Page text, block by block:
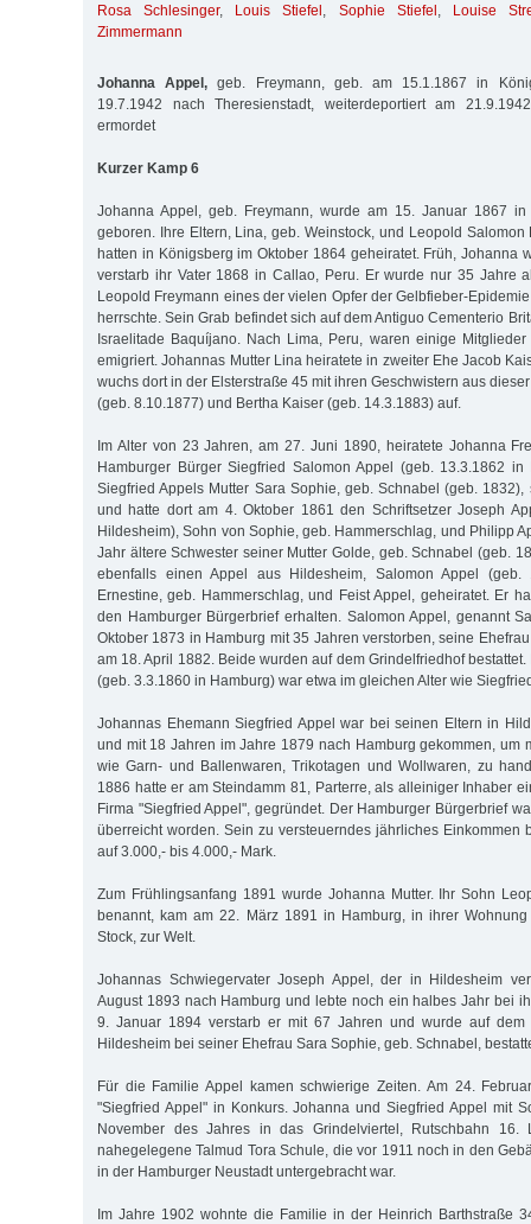
Rosa Schlesinger, Louis Stiefel , Sophie Stiefel ,
Louise
Zimmermann
Johanna Appel, geb. Freymann, geb. am 15.1.1867 in
19.7.1942 nach Theresienstadt, weiterdeportiert am
ermordet
Kurzer Kamp 6
Johanna Appel, geb. Freymann, wurde am 15. Januar 1867 in
geboren. Ihre Eltern, Lina, geb. Weinstock, und Leopold Salomon
hatten in Königsberg im Oktober 1864 geheiratet. Früh, Johanna
verstarb ihr Vater 1868 in Callao, Peru. Er wurde nur 35 Jahre
Leopold Freymann eines der vielen Opfer der Gelbfieber-
herrschte. Sein Grab befindet sich auf dem Antiguo Cementerio
Israelitade Baquíjano. Nach Lima, Peru, waren einige
emigriert. Johannas Mutter Lina heiratete in zweiter Ehe Jacob
wuchs dort in der Elsterstraße 45 mit ihren Geschwistern aus
(geb. 8.10.1877) und Bertha Kaiser (geb. 14.3.1883) auf.
Im Alter von 23 Jahren, am 27. Juni 1890, heiratete Johanna
Hamburger Bürger Siegfried Salomon Appel (geb. 13.3.1862 in
Siegfried Appels Mutter Sara Sophie, geb. Schnabel (geb. 1832),
und hatte dort am 4. Oktober 1861 den Schriftsetzer Joseph
Hildesheim), Sohn von Sophie, geb. Hammerschlag, und Philipp
Jahr ältere Schwester seiner Mutter Golde, geb. Schnabel (geb.
ebenfalls einen Appel aus Hildesheim, Salomon Appel (geb.
Ernestine, geb. Hammerschlag, und Feist Appel, geheiratet. Er
den Hamburger Bürgerbrief erhalten. Salomon Appel, genannt
Oktober 1873 in Hamburg mit 35 Jahren verstorben, seine
am 18. April 1882. Beide wurden auf dem Grindelfriedhof
(geb. 3.3.1860 in Hamburg) war etwa im gleichen Alter wie
Johannas Ehemann Siegfried Appel war bei seinen Eltern in
und mit 18 Jahren im Jahre 1879 nach Hamburg gekommen, um
wie Garn- und Ballenwaren, Trikotagen und Wollwaren, zu
1886 hatte er am Steindamm 81, Parterre, als alleiniger Inhaber
Firma "Siegfried Appel", gegründet. Der Hamburger Bürgerbrief
überreicht worden. Sein zu versteuerndes jährliches Einkommen
auf 3.000,- bis 4.000,- Mark.
Zum Frühlingsanfang 1891 wurde Johanna Mutter. Ihr Sohn
benannt, kam am 22. März 1891 in Hamburg, in ihrer
Stock, zur Welt.
Johannas Schwiegervater Joseph Appel, der in Hildesheim
August 1893 nach Hamburg und lebte noch ein halbes Jahr bei
9. Januar 1894 verstarb er mit 67 Jahren und wurde auf dem
Hildesheim bei seiner Ehefrau Sara Sophie, geb. Schnabel,
Für die Familie Appel kamen schwierige Zeiten. Am 24.
"Siegfried Appel" in Konkurs. Johanna und Siegfried Appel mit
November des Jahres in das Grindelviertel, Rutschbahn 16.
nahegelegene Talmud Tora Schule, die vor 1911 noch in den
in der Hamburger Neustadt untergebracht war.
Im Jahre 1902 wohnte die Familie in der Heinrich Barthstraße